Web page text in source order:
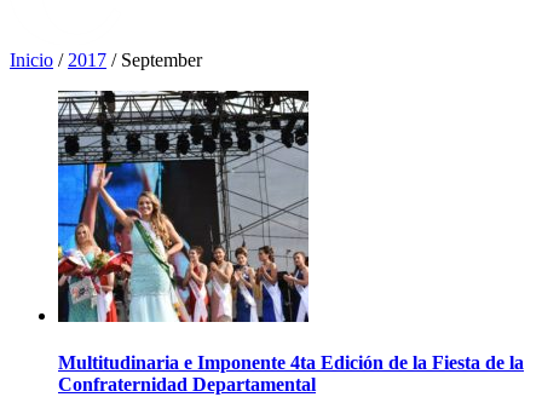
Inicio / 2017 / September
Multitudinaria e Imponente 4ta Edición de la Fiesta de la
Confraternidad Departamental